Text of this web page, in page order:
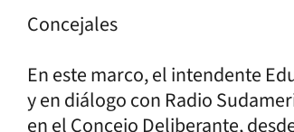
Concejales
En este marco, el intendente
y en diálogo con Radio
en el Concejo Deliberante,